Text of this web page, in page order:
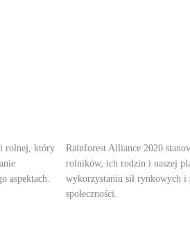
rolnej, który
aspektach.
Rainforest Alliance 2020
rolników, ich rodzin i naszej
wykorzystaniu sił rynkowych
społeczności.